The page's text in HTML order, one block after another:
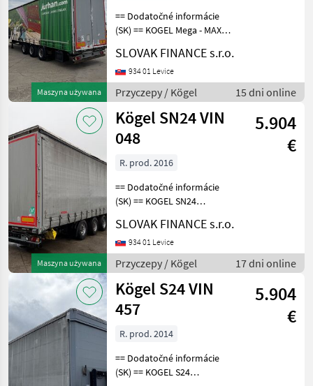
Maszyna używana
== Dodatočné informácie
(SK) == KOGEL Mega - MAXX
r.v.03/2011, zdvíhacia
náprava, kotúčové brzdy,
vnútorná výška: 3 m, váha:
6500 kg, celk
SLOVAK FINANCE s.r.o.
934 01 Levice
Przyczepy / Kögel 15 dni online
Maszyna używana
Kögel SN24 VIN
048
5.904
€
R. prod. 2016
== Dodatočné informácie
(SK) == KOGEL SN24
05/2016, kotúčové brzdy,
zdvíhacia náprava,
neprezerateľná plachta,
vnútorná výška 3m,
mechan
SLOVAK FINANCE s.r.o.
934 01 Levice
Przyczepy / Kögel 17 dni online
Kögel S24 VIN
457
5.904
€
R. prod. 2014
== Dodatočné informácie
(SK) == KOGEL S24